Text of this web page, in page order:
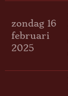
zondag 16
februari
2025